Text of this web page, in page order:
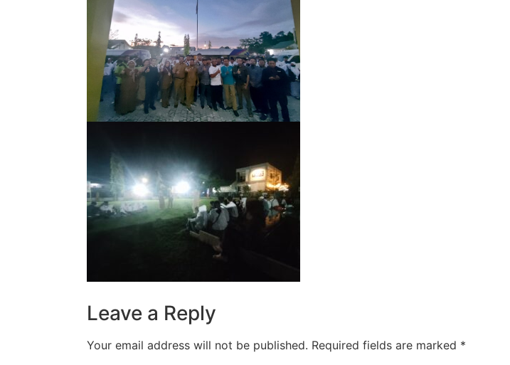
Leave a Reply
Your email address will not be published. Required fields are marked *